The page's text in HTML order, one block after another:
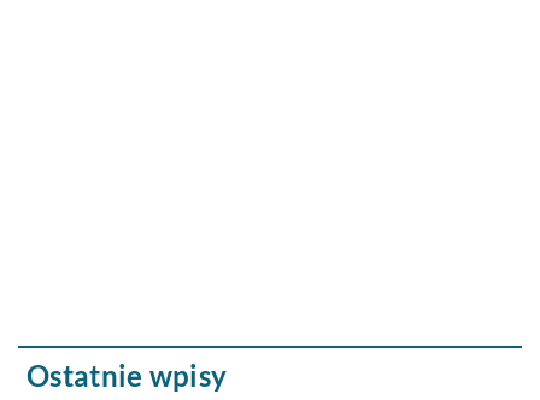
Ostatnie wpisy